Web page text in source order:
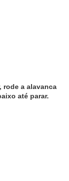
rode a alavanca
até parar.